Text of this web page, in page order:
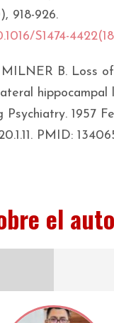
918-926.
S1474-
B. Loss
hippocampal
1957
PMID:
el